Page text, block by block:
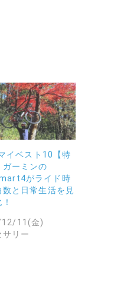
イベスト10【特
ガーミンの
がライド時
数と日常生活を見
11(金)
サリー